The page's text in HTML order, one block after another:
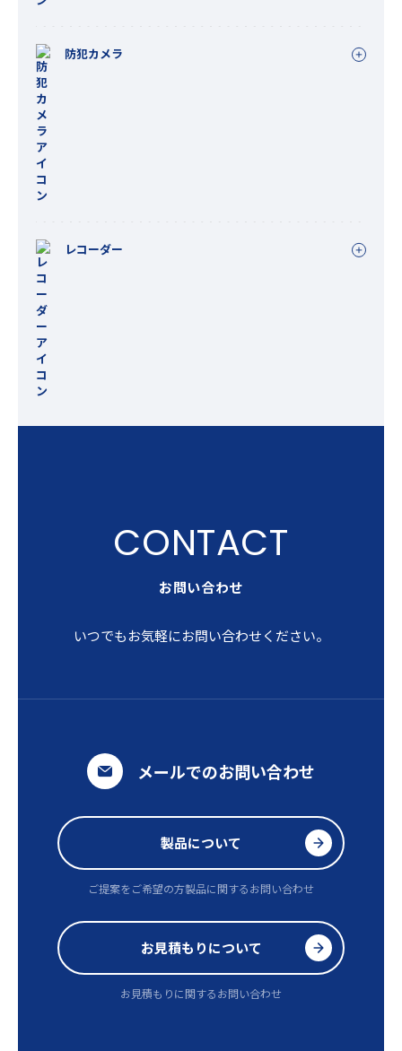
防犯カメラ
レコーダー
お問い合わせ
いつでもお気軽にお問い合わせください。
メールでのお問い合わせ
製品について
ご提案をご希望の方製品に関するお問い合わせ
お見積もりについて
お見積もりに関するお問い合わせ